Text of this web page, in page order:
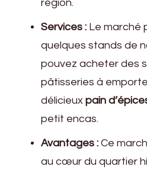
région.
Services : Le marché
quelques stands de
pouvez acheter des
pâtisseries à
délicieux pain
petit encas.
Avantages : Ce
au cœur du quartier